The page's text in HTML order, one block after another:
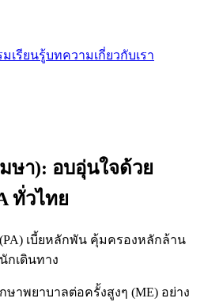
มเรียนรู้บทความเกี่ยวกับเรา
ษา): อบอุ่นใจด้วย
ทั่วไทย
เบี้ยหลักพัน คุ้มครองหลักล้าน
กเดินทาง
ษาพยาบาลต่อครั้งสูงๆ (ME) อย่าง